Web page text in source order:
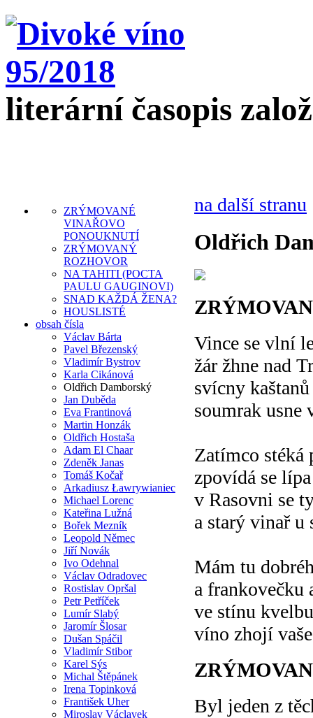
literární časopis
ZRÝMOVANÉ
VINAŘOVO
PONOUKNUTÍ
ZRÝMOVANÝ
ROZHOVOR
NA TAHITI (POCTA
PAULU GAUGINOVI)
SNAD KAŽDÁ ŽENA?
HOUSLISTÉ
obsah čísla
Václav Bárta
Pavel Březenský
Vladimír Bystrov
Karla Cikánová
Oldřich Damborský
Jan Duběda
Eva Frantinová
Martin Honzák
Oldřich Hostaša
Adam El Chaar
Zdeněk Janas
Tomáš Kočař
Arkadiusz Ławrywianiec
Michael Lorenc
Kateřina Lužná
Bořek Mezník
Leopold Němec
Jiří Novák
Ivo Odehnal
Václav Odradovec
Rostislav Opršal
Petr Petříček
Lumír Slabý
Jaromír Šlosar
Dušan Spáčil
Vladimír Stibor
Karel Sýs
Michal Štěpánek
Irena Topinková
František Uher
Miroslav Václavek
na další stranu
Oldřich
Vince se vlní
žár žhne nad
svícny
soumrak usne
Zatímco stéká
zpovídá se
v Rasovni se
a starý vinař u
Mám tu
a frankovečku
ve stínu
víno zhojí
Byl jeden z